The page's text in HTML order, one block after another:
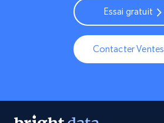
Essai gratuit
Contacter Ventes